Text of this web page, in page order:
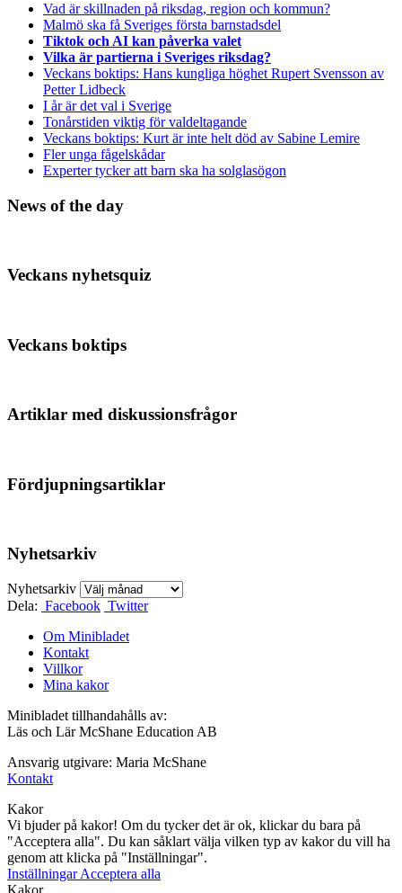
Vad är skillnaden på riksdag, region och kommun?
Malmö ska få Sveriges första barnstadsdel
Tiktok och AI kan påverka valet
Vilka är partierna i Sveriges riksdag?
Veckans boktips: Hans kungliga höghet Rupert Svensson av
Petter Lidbeck
I år är det val i Sverige
Tonårstiden viktig för valdeltagande
Veckans boktips: Kurt är inte helt död av Sabine Lemire
Fler unga fågelskådar
Experter tycker att barn ska ha solglasögon
News of the day
Veckans nyhetsquiz
Veckans boktips
Artiklar med diskussionsfrågor
Fördjupningsartiklar
Nyhetsarkiv
Nyhetsarkiv
Dela: Facebook Twitter
Om Minibladet
Kontakt
Villkor
Mina kakor
Minibladet tillhandahålls av:
Läs och Lär McShane Education AB
Ansvarig utgivare: Maria McShane
Kontakt
Kakor
Vi bjuder på kakor! Om du tycker det är ok, klickar du bara på
"Acceptera alla". Du kan såklart välja vilken typ av kakor du vill ha
genom att klicka på "Inställningar".
InställningarAcceptera alla
Kakor